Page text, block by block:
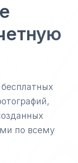
по всему